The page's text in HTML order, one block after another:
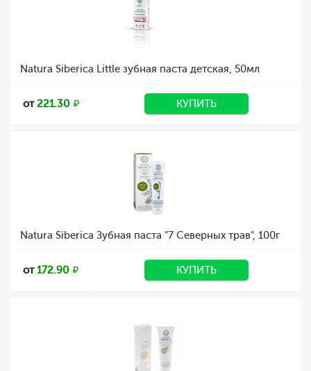
Natura Siberica Little зубная паста детская, 50мл
от221.30 КУПИТЬ
Natura Siberica Зубная паста "7 Северных трав", 100г
от172.90 КУПИТЬ